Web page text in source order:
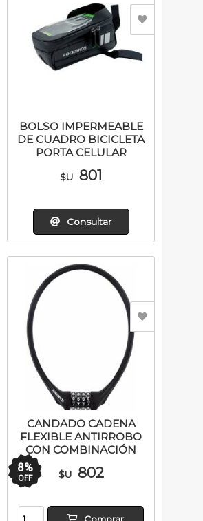
BOLSO IMPERMEABLE
DE CUADRO BICICLETA
PORTA CELULAR
$U 801
Consultar
CANDADO CADENA
FLEXIBLE ANTIRROBO
CON COMBINACIÓN
8%
OFF $U 802